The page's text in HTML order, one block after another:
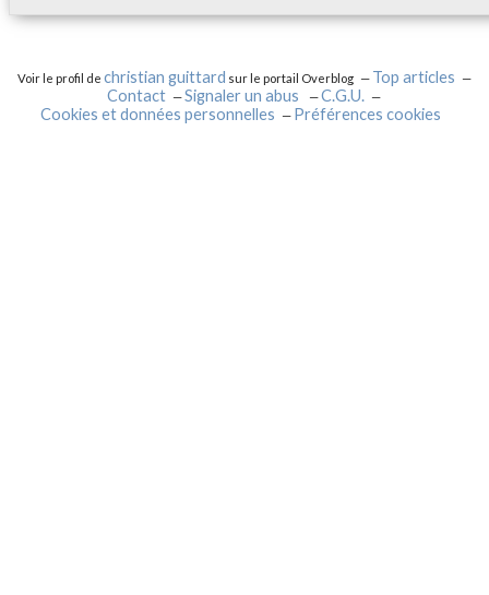
Voir le profil de christian guittard sur le portail Overblog
Top articles
Contact
Signaler un abus
C.G.U.
Cookies et données personnelles
Préférences cookies